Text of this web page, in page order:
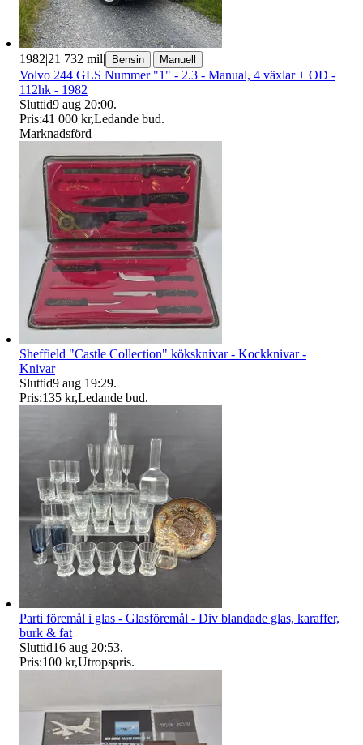
1982|21 732 mil| Bensin | Manuell
Volvo 244 GLS Nummer "1" - 2.3 - Manual, 4 växlar + OD -
112hk - 1982
Sluttid9 aug 20:00.
Pris:41 000 kr,Ledande bud.
Marknadsförd
Sheffield "Castle Collection" köksknivar - Kockknivar -
Knivar
Sluttid9 aug 19:29.
Pris:135 kr,Ledande bud.
Parti föremål i glas - Glasföremål - Div blandade glas, karaffer,
burk & fat
Sluttid16 aug 20:53.
Pris:100 kr,Utropspris.